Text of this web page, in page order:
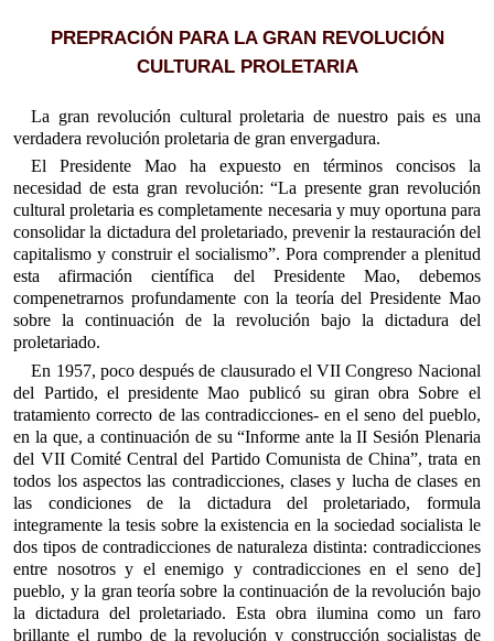
PREPRACIÓN PARA LA GRAN REVOLUCIÓN
CULTURAL PROLETARIA
La gran revolución cultural proletaria de nuestro pais es una
verdadera revolución proletaria de gran envergadura.
El Presidente Mao ha expuesto en términos concisos la
necesidad de esta gran revolución: “La presente gran revolución
cultural proletaria es completamente necesaria y muy oportuna para
consolidar la dictadura del proletariado, prevenir la restauración del
capitalismo y construir el socialismo”. Pora comprender a plenitud
esta afirmación científica del Presidente Mao, debemos
compenetrarnos profundamente con la teoría del Presidente Mao
sobre la continuación de la revolución bajo la dictadura del
proletariado.
En 1957, poco después de clausurado el VII Congreso Nacional
del Partido, el presidente Mao publicó su giran obra Sobre el
tratamiento correcto de las contradicciones- en el seno del pueblo,
en la que, a continuación de su “Informe ante la II Sesión Plenaria
del VII Comité Central del Partido Comunista de China”, trata en
todos los aspectos las contradicciones, clases y lucha de clases en
las condiciones de la dictadura del proletariado, formula
integramente la tesis sobre la existencia en la sociedad socialista le
dos tipos de contradicciones de naturaleza distinta: contradicciones
entre nosotros y el enemigo y contradicciones en el seno de]
pueblo, y la gran teoría sobre la continuación de la revolución bajo
la dictadura del proletariado. Esta obra ilumina como un faro
brillante el rumbo de la revolución y construcción socialistas de